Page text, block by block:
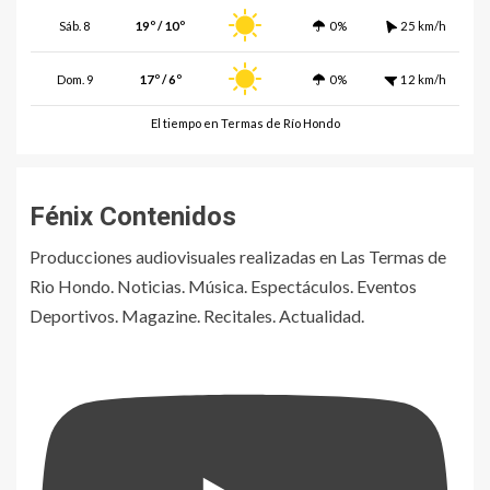
Sáb. 8 19º / 10º 0% 25 km/h
Dom. 9 17º / 6º 0% 12 km/h
El tiempo en Termas de Río Hondo
Fénix Contenidos
Producciones audiovisuales realizadas en Las Termas de
Rio Hondo. Noticias. Música. Espectáculos. Eventos
Deportivos. Magazine. Recitales. Actualidad.